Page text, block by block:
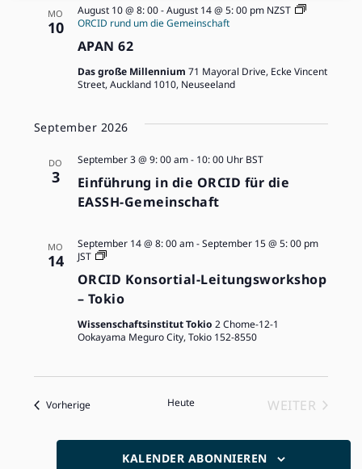
MO
10
APAN 62
August 10 @ 8: 00-August 14 @ 5: 00 pm NZST
ORCID rund um die Gemeinschaft
Das große Millennium 71 Mayoral Drive, Ecke Vincent
Street, Auckland 1010, Neuseeland
September 2026
DO
3
Einführung in die ORCID für die
EASSH-Gemeinschaft
September 3 @ 9: 00 am- 10: 00 Uhr BST
MO
14
ORCID Konsortial-Leitungsworkshop
– Tokio
September 14 @ 8: 00 am-September 15 @ 5: 00 pm
JST
ORCID
Wissenschaftsinstitut Tokio 2 Chome-12-1
Ookayama Meguro City, Tokio 152-8550
VorherigeVERANSTALTUNGENHeute
WEITER
KALENDER ABONNIEREN